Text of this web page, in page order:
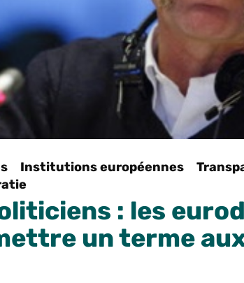
Institutions européennes
: les
un terme